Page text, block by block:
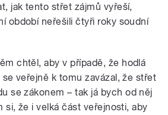
jak tento střet zájmů vyřeší,
období neřešili čtyři roky soudní
chtěl, aby v případě, že hodlá
veřejně k tomu zavázal, že střet
se zákonem – tak já bych od něj
že i velká část veřejnosti, aby